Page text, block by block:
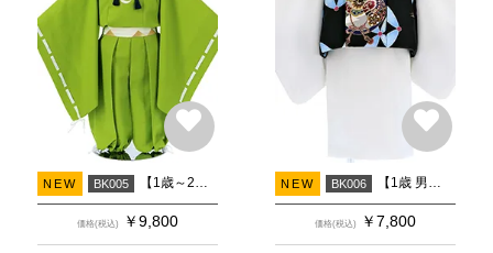
NEW BK005 【1歳～2歳 男の子 着物】牛若丸風 黄緑亀甲花菱月輪 水干
価格(税込) ￥ 9,800
NEW BK006 【1歳 男の子 着物】被布 黒兜×白
価格(税込) ￥7,800